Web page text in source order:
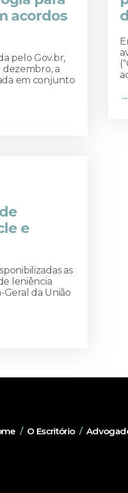
acordos
pelo Gov.br,
a
em conjunto
e
as
leniência
da União
/ O Escritório /